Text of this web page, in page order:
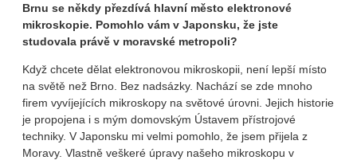
Brnu se někdy přezdívá hlavní město elektronové
mikroskopie. Pomohlo vám v Japonsku, že jste
studovala právě v moravské metropoli?
Když chcete dělat elektronovou mikroskopii, není lepší místo
na světě než Brno. Bez nadsázky. Nachází se zde mnoho
firem vyvíjejících mikroskopy na světové úrovni. Jejich historie
je propojena i s mým domovským Ústavem přístrojové
techniky. V Japonsku mi velmi pomohlo, že jsem přijela z
Moravy. Vlastně veškeré úpravy našeho mikroskopu v